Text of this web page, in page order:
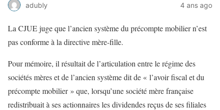
adubly 4 ans ago
La CJUE juge que l’ancien système du précompte mobilier n’est
pas conforme à la directive mère-fille.
Pour mémoire, il résultait de l’articulation entre le régime des
sociétés mères et de l’ancien système dit de « l’avoir fiscal et du
précompte mobilier » que, lorsqu’une société mère française
redistribuait à ses actionnaires les dividendes reçus de ses filiales